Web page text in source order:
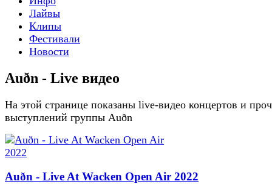
Лайвы
Клипы
Фестивали
Новости
Auðn - Live видео
На этой странице показаны live-видео концертов и
выступлений группы Auðn
Auðn - Live At Wacken Open Air 2022